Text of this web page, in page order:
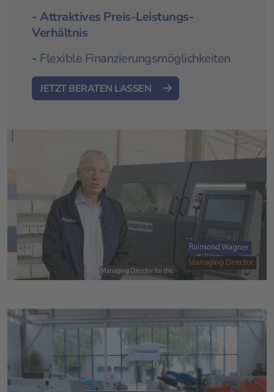
- Attraktives Preis-Leistungs-
Verhältnis
- Flexible Finanzierungsmöglichkeiten
JETZT BERATEN LASSEN